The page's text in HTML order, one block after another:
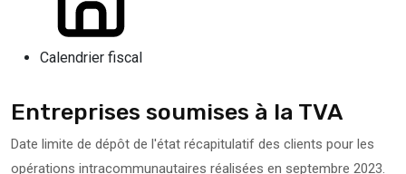
Calendrier fiscal
Entreprises soumises à la TVA
Date limite de dépôt de l'état récapitulatif des clients pour les
opérations intracommunautaires réalisées en septembre 2023.